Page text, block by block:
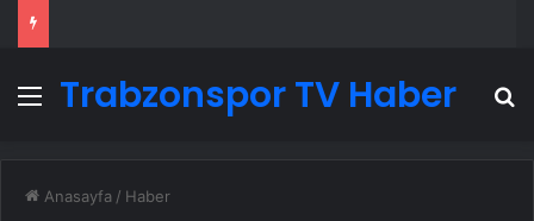
Menü
Trabzonspor TV Haber
Anasayfa / Haber